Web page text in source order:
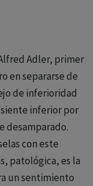
en el
clítoris es inferior
pene, desarrolla
envidia del
de su amor
esta pérdida. La
de que este
del pene. La
y que le hace
no es el temor a
Adler, primer
en separarse de
de inferioridad
siente inferior por
desamparado.
con este
patológica, es la
un sentimiento